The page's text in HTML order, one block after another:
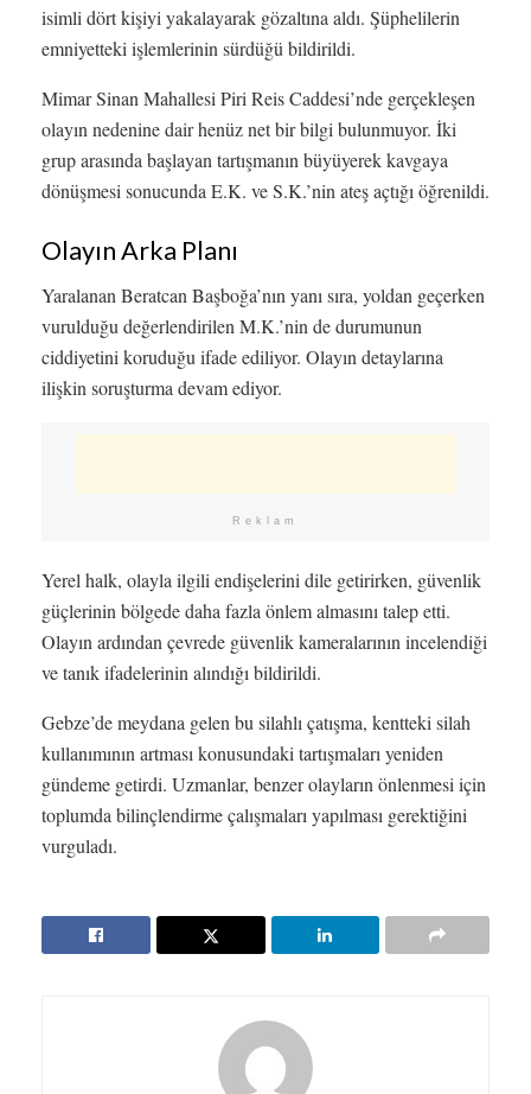
isimli dört kişiyi yakalayarak gözaltına aldı. Şüphelilerin
emniyetteki işlemlerinin sürdüğü bildirildi.
Mimar Sinan Mahallesi Piri Reis Caddesi’nde gerçekleşen
olayın nedenine dair henüz net bir bilgi bulunmuyor. İki
grup arasında başlayan tartışmanın büyüyerek kavgaya
dönüşmesi sonucunda E.K. ve S.K.’nin ateş açtığı öğrenildi.
Olayın Arka Planı
Yaralanan Beratcan Başboğa’nın yanı sıra, yoldan geçerken
vurulduğu değerlendirilen M.K.’nin de durumunun
ciddiyetini koruduğu ifade ediliyor. Olayın detaylarına
ilişkin soruşturma devam ediyor.
Reklam
Yerel halk, olayla ilgili endişelerini dile getirirken, güvenlik
güçlerinin bölgede daha fazla önlem almasını talep etti.
Olayın ardından çevrede güvenlik kameralarının incelendiği
ve tanık ifadelerinin alındığı bildirildi.
Gebze’de meydana gelen bu silahlı çatışma, kentteki silah
kullanımının artması konusundaki tartışmaları yeniden
gündeme getirdi. Uzmanlar, benzer olayların önlenmesi için
toplumda bilinçlendirme çalışmaları yapılması gerektiğini
vurguladı.